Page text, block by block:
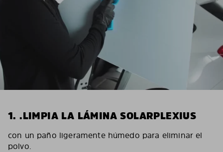
1. .LIMPIA LA LÁMINA SOLARPLEXIUS
con un paño ligeramente húmedo para eliminar el
polvo.